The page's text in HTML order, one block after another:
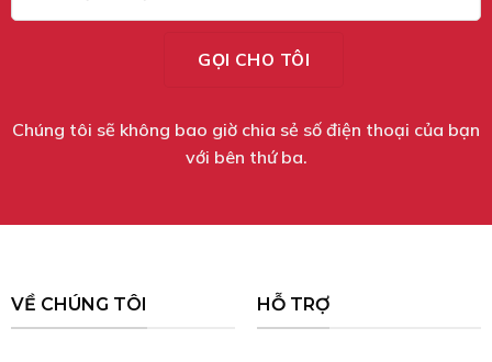
Chúng tôi sẽ không bao giờ chia sẻ số điện thoại của bạn
với bên thứ ba.
VỀ CHÚNG TÔI HỖ TRỢ